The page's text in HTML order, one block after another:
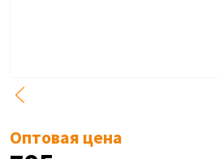
Оптовая цена